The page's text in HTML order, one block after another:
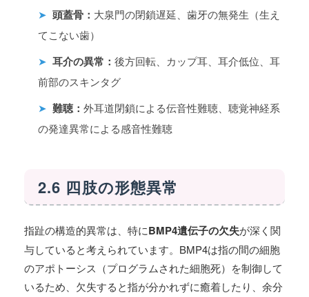
➤ 頭蓋骨： 大泉門の閉鎖遅延、歯牙の無発生（生え
てこない歯）
➤ 耳介の異常： 後方回転、カップ耳、耳介低位、耳
前部のスキンタグ
➤ 難聴： 外耳道閉鎖による伝音性難聴、聴覚神経系
の発達異常による感音性難聴
2.6 四肢の形態異常
指趾の構造的異常は、特にBMP4遺伝子の欠失が深く関
与していると考えられています。BMP4は指の間の細胞
のアポトーシス（プログラムされた細胞死）を制御して
いるため、欠失すると指が分かれずに癒着したり、余分